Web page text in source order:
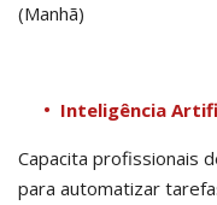
(Manhã)
Inteligência
Capacita profissionais
para automatizar